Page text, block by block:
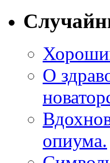
О
опиума.